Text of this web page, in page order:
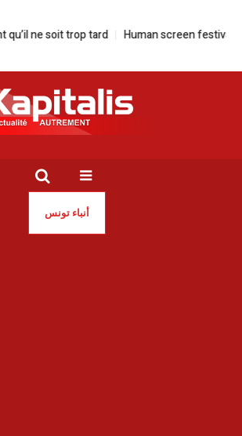
soit trop tard Human screen festival à la Cité
أنباء تونس